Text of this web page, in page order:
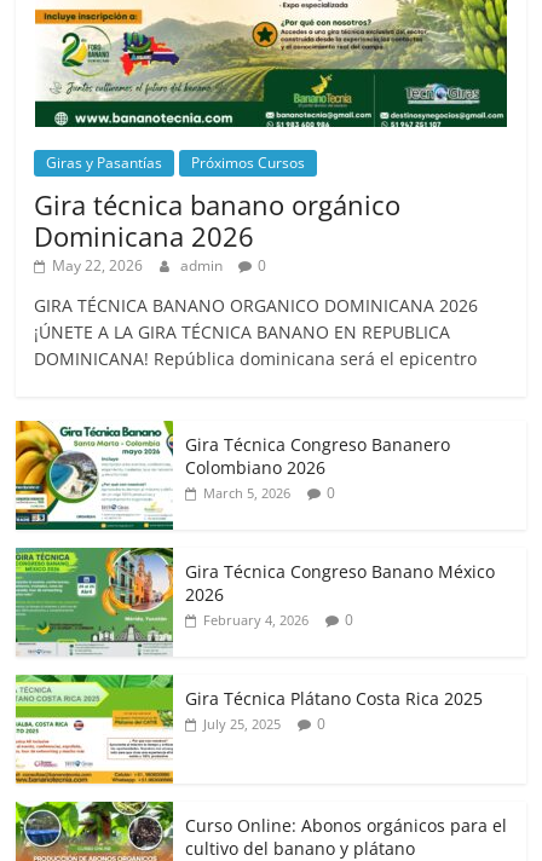
Giras y Pasantías Próximos Cursos
Gira técnica banano orgánico
Dominicana 2026
May 22, 2026 admin 0
GIRA TÉCNICA BANANO ORGANICO DOMINICANA 2026
¡ÚNETE A LA GIRA TÉCNICA BANANO EN REPUBLICA
DOMINICANA! República dominicana será el epicentro
Gira Técnica Congreso Bananero
Colombiano 2026
March 5, 2026 0
Gira Técnica Congreso Banano México
2026
February 4, 2026 0
Gira Técnica Plátano Costa Rica 2025
July 25, 2025 0
Curso Online: Abonos orgánicos para el
cultivo del banano y plátano